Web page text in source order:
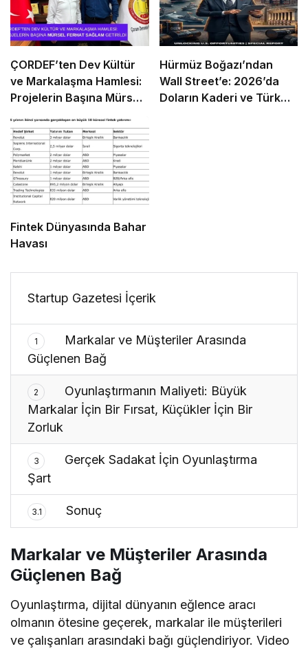
ÇORDEF’ten Dev Kültür
ve Markalaşma Hamlesi:
Projelerin Başına Mürsel
Hürmüz Boğazı’ndan
Wall Street’e: 2026’da
Doların Kaderi ve Türk
Fintek Dünyasında Bahar
Havası
Startup Gazetesi İçerik
1
Markalar ve Müşteriler Arasında
Güçlenen Bağ
2
Oyunlaştırmanın Maliyeti: Büyük
Markalar İçin Bir Fırsat, Küçükler İçin Bir
Zorluk
3
Gerçek Sadakat İçin Oyunlaştırma
Şart
3.1 Sonuç
Markalar ve Müşteriler Arasında
Güçlenen Bağ
Oyunlaştırma, dijital dünyanın eğlence aracı
olmanın ötesine geçerek, markalar ile müşterileri
ve çalışanları arasındaki bağı güçlendiriyor. Video